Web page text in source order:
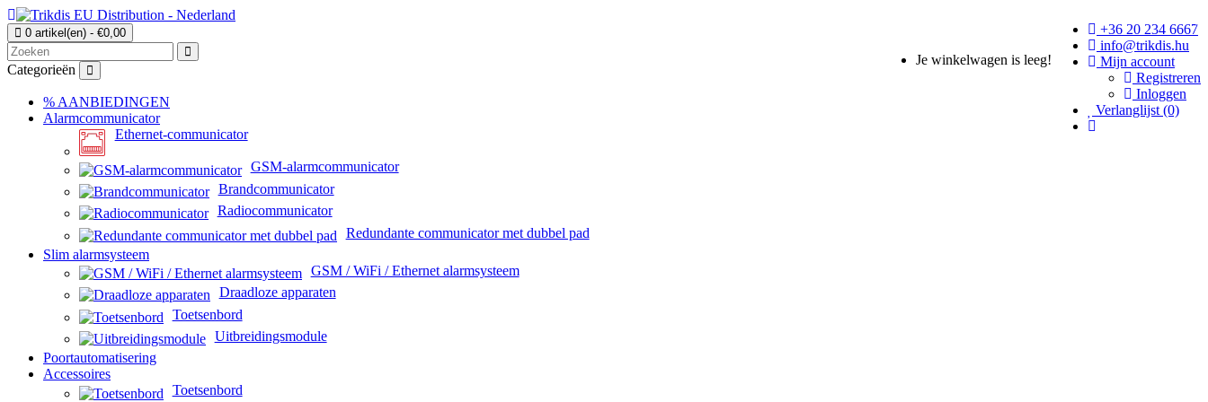
+36 20 234 6667
info@trikdis.hu
Mijn account
Registreren
Inloggen
Verlanglijst (0)
0 artikel(en) - €0,00
Je winkelwagen is leeg!
Categorieën
% AANBIEDINGEN
Alarmcommunicator
Ethernet-communicator
GSM-alarmcommunicator
Brandcommunicator
Radiocommunicator
Redundante communicator met dubbel pad
Slim alarmsysteem
GSM / WiFi / Ethernet alarmsysteem
Draadloze apparaten
Toetsenbord
Uitbreidingsmodule
Poortautomatisering
Accessoires
Toetsenbord